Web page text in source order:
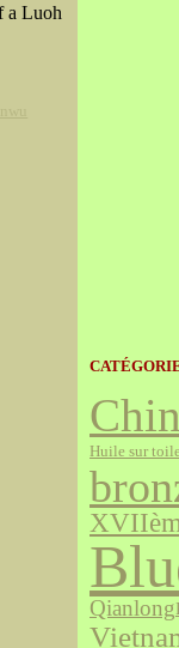
a Luoh
Huile sur toile
Qianlong